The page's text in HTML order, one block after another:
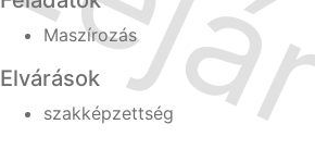
Maszírozás
Elvárások
szakképzettség